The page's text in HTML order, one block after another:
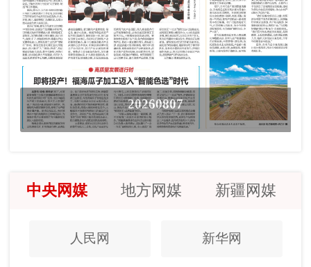
20260807
中央网媒 地方网媒 新疆网媒
人民网 新华网